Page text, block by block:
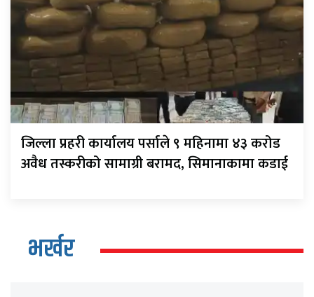
जिल्ला प्रहरी कार्यालय पर्साले ९ महिनामा ४३ करोड
अवैध तस्करीको सामाग्री बरामद, सिमानाकामा कडाई
भर्खर